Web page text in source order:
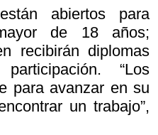
abiertos para
de 18 años;
recibirán diplomas
“Los
para avanzar en su
un trabajo”,